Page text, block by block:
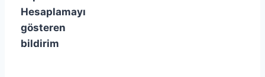
Hesaplamayı
gösteren
bildirim